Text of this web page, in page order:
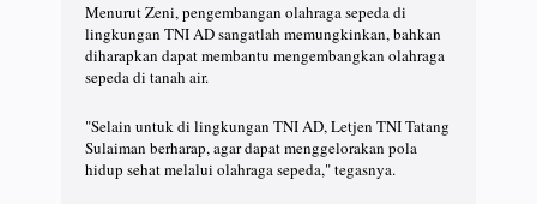
Menurut Zeni, pengembangan olahraga sepeda di
lingkungan TNI AD sangatlah memungkinkan, bahkan
diharapkan dapat membantu mengembangkan olahraga
sepeda di tanah air.
"Selain untuk di lingkungan TNI AD, Letjen TNI Tatang
Sulaiman berharap, agar dapat menggelorakan pola
hidup sehat melalui olahraga sepeda," tegasnya.